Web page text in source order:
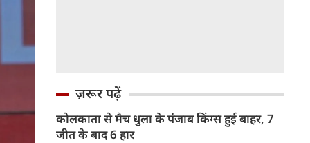
ज़रूर पढ़ें
कोलकाता से मैच धुला के पंजाब किंग्स हुई बाहर, 7
जीत के बाद 6 हार